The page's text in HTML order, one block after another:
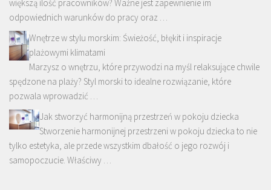
większą ilość pracowników? Ważne jest zapewnienie im
odpowiednich warunków do pracy oraz …
Wnętrze w stylu morskim: Świeżość, błękit i inspiracje
plażowymi klimatami
Marzysz o wnętrzu, które przywodzi na myśl relaksujące chwile
spędzone na plaży? Styl morski to idealne rozwiązanie, które
pozwala wprowadzić …
Jak stworzyć harmonijną przestrzeń w pokoju dziecka
Stworzenie harmonijnej przestrzeni w pokoju dziecka to nie
tylko estetyka, ale przede wszystkim dbałość o jego rozwój i
samopoczucie. Właściwy …